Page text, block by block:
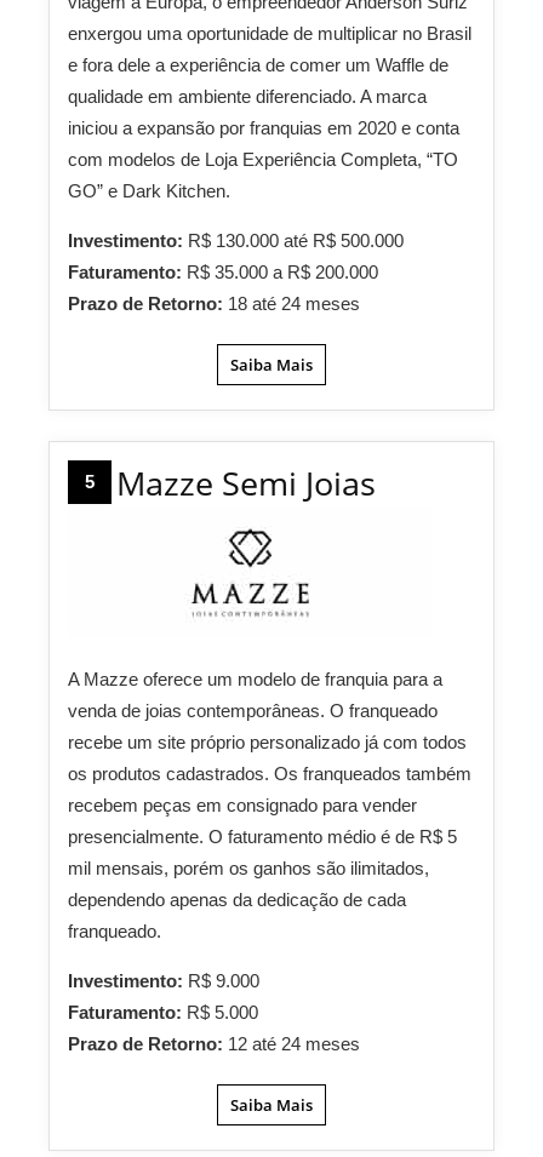
enxergou uma oportunidade de multiplicar no Brasil
e fora dele a experiência de comer um Waffle de
qualidade em ambiente diferenciado. A marca
iniciou a expansão por franquias em 2020 e conta
com modelos de Loja Experiência Completa, “TO
GO” e Dark Kitchen.
Investimento: R$ 130.000 até R$ 500.000
Faturamento: R$ 35.000 a R$ 200.000
Prazo de Retorno: 18 até 24 meses
Saiba Mais
5 Mazze Semi Joias
A Mazze oferece um modelo de franquia para a
venda de joias contemporâneas. O franqueado
recebe um site próprio personalizado já com todos
os produtos cadastrados. Os franqueados também
recebem peças em consignado para vender
presencialmente. O faturamento médio é de R$ 5
mil mensais, porém os ganhos são ilimitados,
dependendo apenas da dedicação de cada
franqueado.
Investimento: R$ 9.000
Faturamento: R$ 5.000
Prazo de Retorno: 12 até 24 meses
Saiba Mais